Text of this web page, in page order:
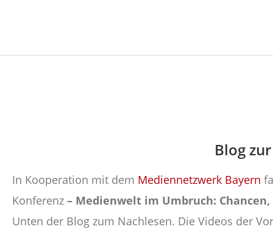
Blog
In Kooperation mit dem Mediennetzwerk Bayern
Konferenz – Medienwelt im Umbruch:
Unten der Blog zum Nachlesen. Die Videos der